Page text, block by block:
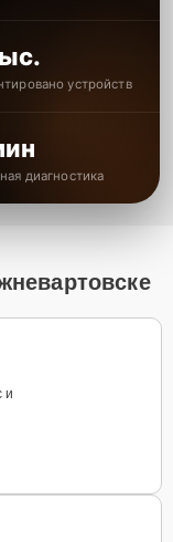
устройств
диагностика
и